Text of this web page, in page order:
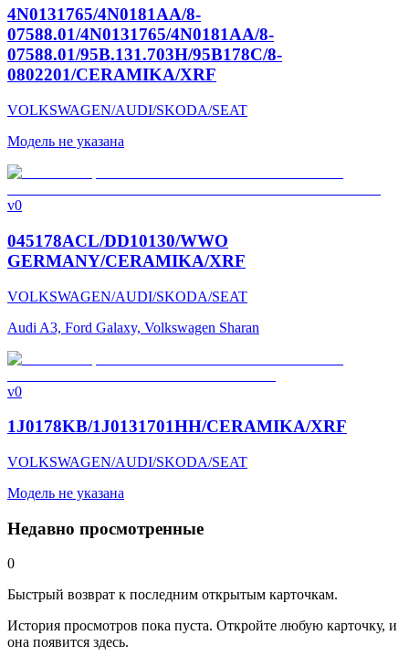
4N0131765/4N0181AA/8-
07588.01/4N0131765/4N0181AA/8-
07588.01/95B.131.703H/95B178C/8-
0802201/CERAMIKA/XRF
VOLKSWAGEN/AUDI/SKODA/SEAT
Модель не указана
v0
045178ACL/DD10130/WWO
GERMANY/CERAMIKA/XRF
VOLKSWAGEN/AUDI/SKODA/SEAT
Audi A3, Ford Galaxy, Volkswagen Sharan
v0
1J0178KB/1J0131701HH/CERAMIKA/XRF
VOLKSWAGEN/AUDI/SKODA/SEAT
Модель не указана
Недавно просмотренные
0
Быстрый возврат к последним открытым карточкам.
История просмотров пока пуста. Откройте любую карточку, и
она появится здесь.